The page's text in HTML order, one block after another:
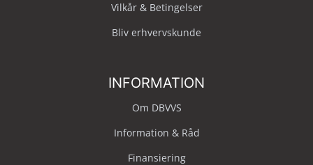
Vilkår & Betingelser
Bliv erhvervskunde
INFORMATION
Om DBVVS
Information & Råd
Finansiering